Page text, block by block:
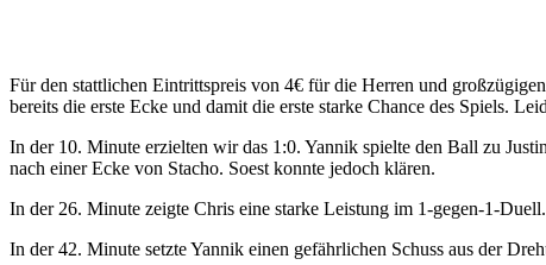
Für den stattlichen Eintrittspreis von 4€ für die Herren und
bereits die erste Ecke und damit die erste starke Chance des Spiels.
In der 10. Minute erzielten wir das 1:0. Yannik spielte den Ball zu
nach einer Ecke von Stacho. Soest konnte jedoch klären.
In der 26. Minute zeigte Chris eine starke Leistung im 1-gegen-1-
In der 42. Minute setzte Yannik einen gefährlichen Schuss aus der